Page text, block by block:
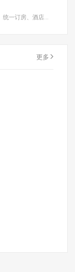
一、订单与支付流程（核心优化）统一订房、酒店超市、积分商城、砍价活动、特殊卡、会议室等全部支付页面为
更多